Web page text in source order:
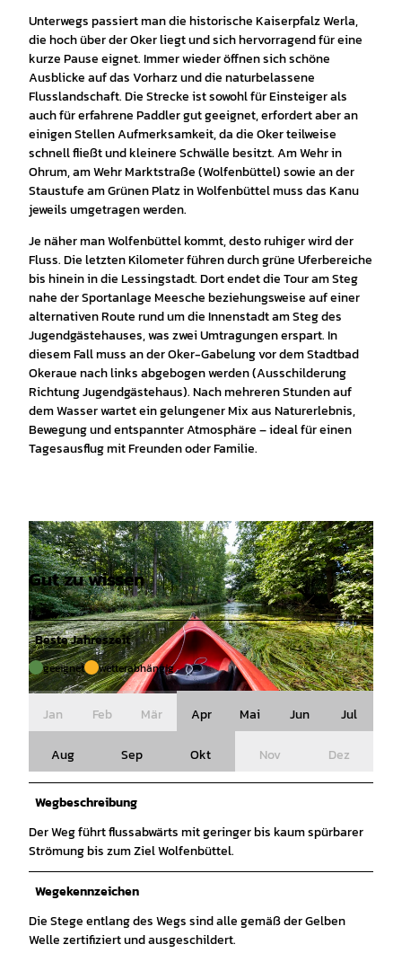
Unterwegs passiert man die historische Kaiserpfalz Werla,
die hoch über der Oker liegt und sich hervorragend für eine
kurze Pause eignet. Immer wieder öffnen sich schöne
Ausblicke auf das Vorharz und die naturbelassene
Flusslandschaft. Die Strecke ist sowohl für Einsteiger als
auch für erfahrene Paddler gut geeignet, erfordert aber an
einigen Stellen Aufmerksamkeit, da die Oker teilweise
schnell fließt und kleinere Schwälle besitzt. Am Wehr in
Ohrum, am Wehr Marktstraße (Wolfenbüttel) sowie an der
Staustufe am Grünen Platz in Wolfenbüttel muss das Kanu
jeweils umgetragen werden.
Je näher man Wolfenbüttel kommt, desto ruhiger wird der
Fluss. Die letzten Kilometer führen durch grüne Uferbereiche
bis hinein in die Lessingstadt. Dort endet die Tour am Steg
nahe der Sportanlage Meesche beziehungsweise auf einer
alternativen Route rund um die Innenstadt am Steg des
Jugendgästehauses, was zwei Umtragungen erspart. In
diesem Fall muss an der Oker-Gabelung vor dem Stadtbad
Okeraue nach links abgebogen werden (Ausschilderung
Richtung Jugendgästehaus). Nach mehreren Stunden auf
dem Wasser wartet ein gelungener Mix aus Naturerlebnis,
Bewegung und entspannter Atmosphäre – ideal für einen
Tagesausflug mit Freunden oder Familie.
Gut zu wissen
Beste Jahreszeit
geeignet wetterabhängig
Jan Feb Mär Apr Mai Jun Jul
Aug Sep Okt Nov Dez
Wegbeschreibung
Der Weg führt flussabwärts mit geringer bis kaum spürbarer
Strömung bis zum Ziel Wolfenbüttel.
Wegekennzeichen
Die Stege entlang des Wegs sind alle gemäß der Gelben
Welle zertifiziert und ausgeschildert.